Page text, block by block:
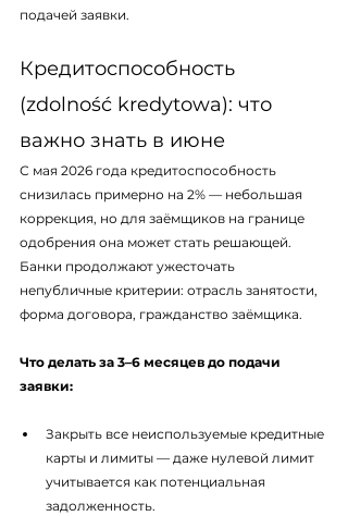
подачей заявки.
Кредитоспособность
(zdolność kredytowa): что
важно знать в июне
С мая 2026 года кредитоспособность
снизилась примерно на 2% — небольшая
коррекция, но для заёмщиков на границе
одобрения она может стать решающей.
Банки продолжают ужесточать
непубличные критерии: отрасль занятости,
форма договора, гражданство заёмщика.
Что делать за 3–6 месяцев до подачи
заявки:
Закрыть все неиспользуемые кредитные
карты и лимиты — даже нулевой лимит
учитывается как потенциальная
задолженность.